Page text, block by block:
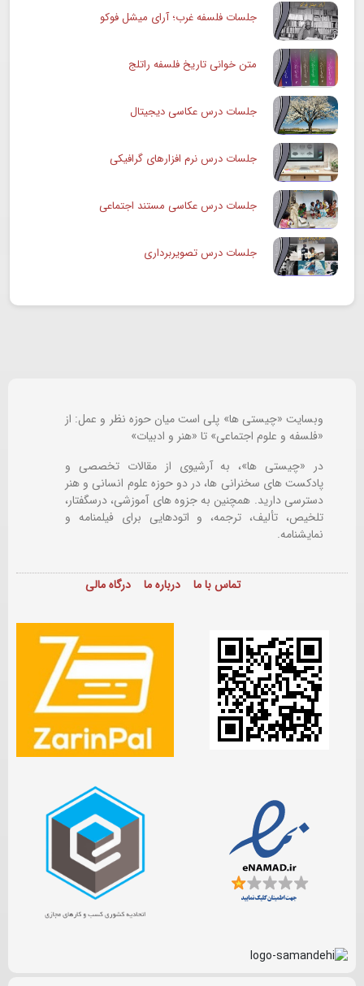
جلسات فلسفه غرب؛ آرای میشل فوکو
متن خوانی تاریخ فلسفه راتلج
جلسات درس عکاسی دیجیتال
جلسات درس نرم افزارهای گرافیکی
جلسات درس عکاسی مستند اجتماعی
جلسات درس تصویربرداری
وبسایت «چیستی ها» پلی است میان حوزه نظر و عمل: از
«فلسفه و علوم اجتماعی» تا «هنر و ادبیات»
در «چیستی ها»، به آرشیوی از مقالات تخصصی و
پادکست های سخنرانی ها، در دو حوزه علوم انسانی و هنر
دسترسی دارید. همچنین به جزوه های آموزشی، درسگفتار،
تلخیص، تألیف، ترجمه، و اتودهایی برایفیلمنامه و
نمایشنامه.
تماس با ما درباره ما درگاه مالی